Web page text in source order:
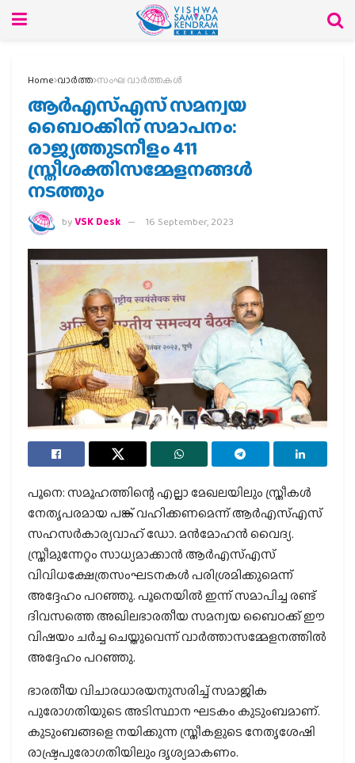
Home വാര്‍ത്ത സംഘ വാര്‍ത്തകള്‍
ആര്‍എസ്എസ് സമന്വയ
ബൈഠക്കിന് സമാപനം:
രാജ്യത്തുടനീളം 411
സ്ത്രീശക്തിസമ്മേളനങ്ങള്‍
നടത്തും
byVSK Desk 16 September, 2023
പൂനെ: സമൂഹത്തിന്റെ എല്ലാ മേഖലയിലും സ്ത്രീകള്‍
നേതൃപരമായ പങ്ക് വഹിക്കണമെന്ന് ആര്‍എസ്എസ്
സഹസര്‍കാര്യവാഹ് ഡോ. മന്‍മോഹന്‍ വൈദ്യ.
സ്ത്രീമുന്നേറ്റം സാധ്യമാക്കാന്‍ ആര്‍എസ്എസ്
വിവിധക്ഷേത്രസംഘടനകള്‍ പരിശ്രമിക്കുമെന്ന്
അദ്ദേഹം പറഞ്ഞു. പൂനെയില്‍ ഇന്ന് സമാപിച്ച രണ്ട്
ദിവസത്തെ അഖിലഭാരതീയ സമന്വയ ബൈഠക്ക് ഈ
വിഷയം ചര്‍ച്ച ചെയ്തുവെന്ന് വാര്‍ത്താസമ്മേളനത്തില്‍
അദ്ദേഹം പറഞ്ഞു.
ഭാരതീയ വിചാരധാരയനുസരിച്ച് സമാജിക
പുരോഗതിയുടെ അടിസ്ഥാന ഘടകം കുടുംബമാണ്.
കുടുംബങ്ങളെ നയിക്കുന്ന സ്ത്രീകളുടെ നേതൃശേഷി
രാഷ്ട്രപുരോഗതിയിലും ദൃശ്യമാകണം.